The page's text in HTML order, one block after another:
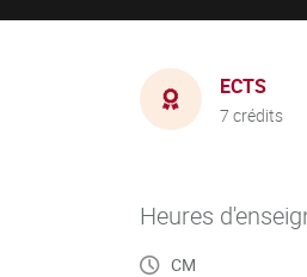
ECTS
7 crédits
Heures
CM